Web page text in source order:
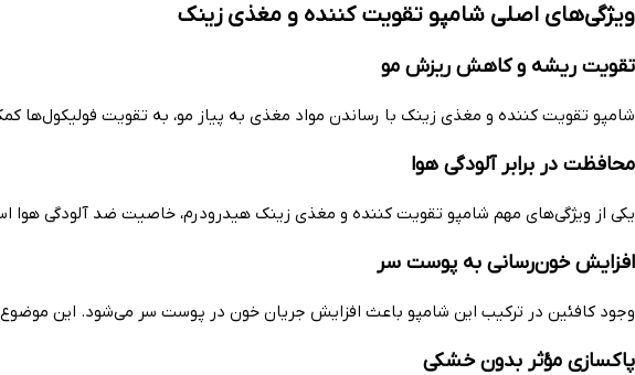
ویژگی‌های اصلی شامپو تقویت کننده و مغذی زینک
تقویت ریشه و کاهش ریزش مو
شامپو تقویت کننده و مغذی زینک با رساندن مواد مغذی به پیاز مو، به تقویت
محافظت در برابر آلودگی هوا
یکی از ویژگی‌های مهم شامپو تقویت کننده و مغذی زینک هیدرودرم، خاصیت ضد آلودگی هوا
افزایش خون‌رسانی به پوست سر
وجود کافئین در ترکیب این شامپو باعث افزایش جریان خون در پوست سر می‌شود. این
پاکسازی مؤثر بدون خشکی